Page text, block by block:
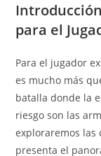
para el
Para el jugador
es mucho más
batalla donde la
riesgo son las
exploraremos las
presenta el